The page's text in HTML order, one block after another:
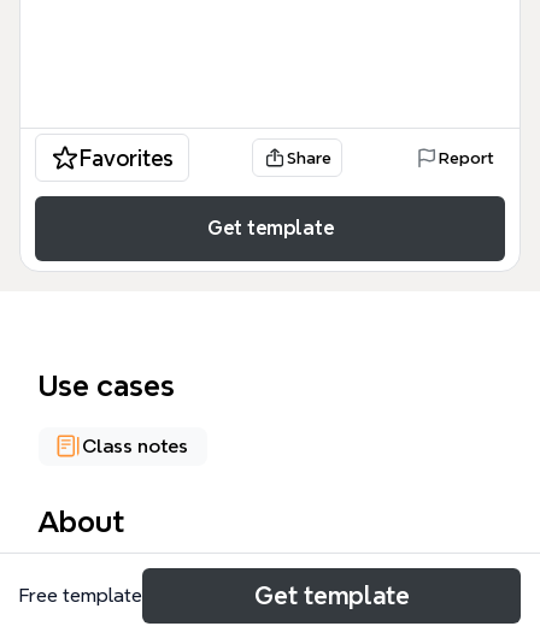
Favorites Share Report
Get template
Use cases
Class notes
About
يغطي هذا المخطط الذهني 'مفاهيم حول الخطر' أكثر من
190 عقدة موزعة على 13 فرعًا رئيسيًا، ليشمل تعريف
Free template Get template